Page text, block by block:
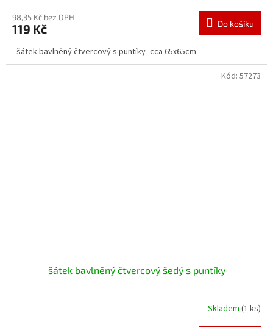
98,35 Kč bez DPH
119 Kč Do košíku
- šátek bavlněný čtvercový s puntíky- cca 65x65cm
šátek bavlněný čtvercový šedý s puntíky
Skladem (1 ks)
Kód: 57273